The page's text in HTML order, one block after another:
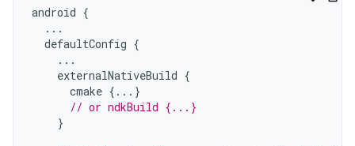
android {
...
defaultConfig {
...
externalNativeBuild {
cmake {...}
// or ndkBuild {...}
}